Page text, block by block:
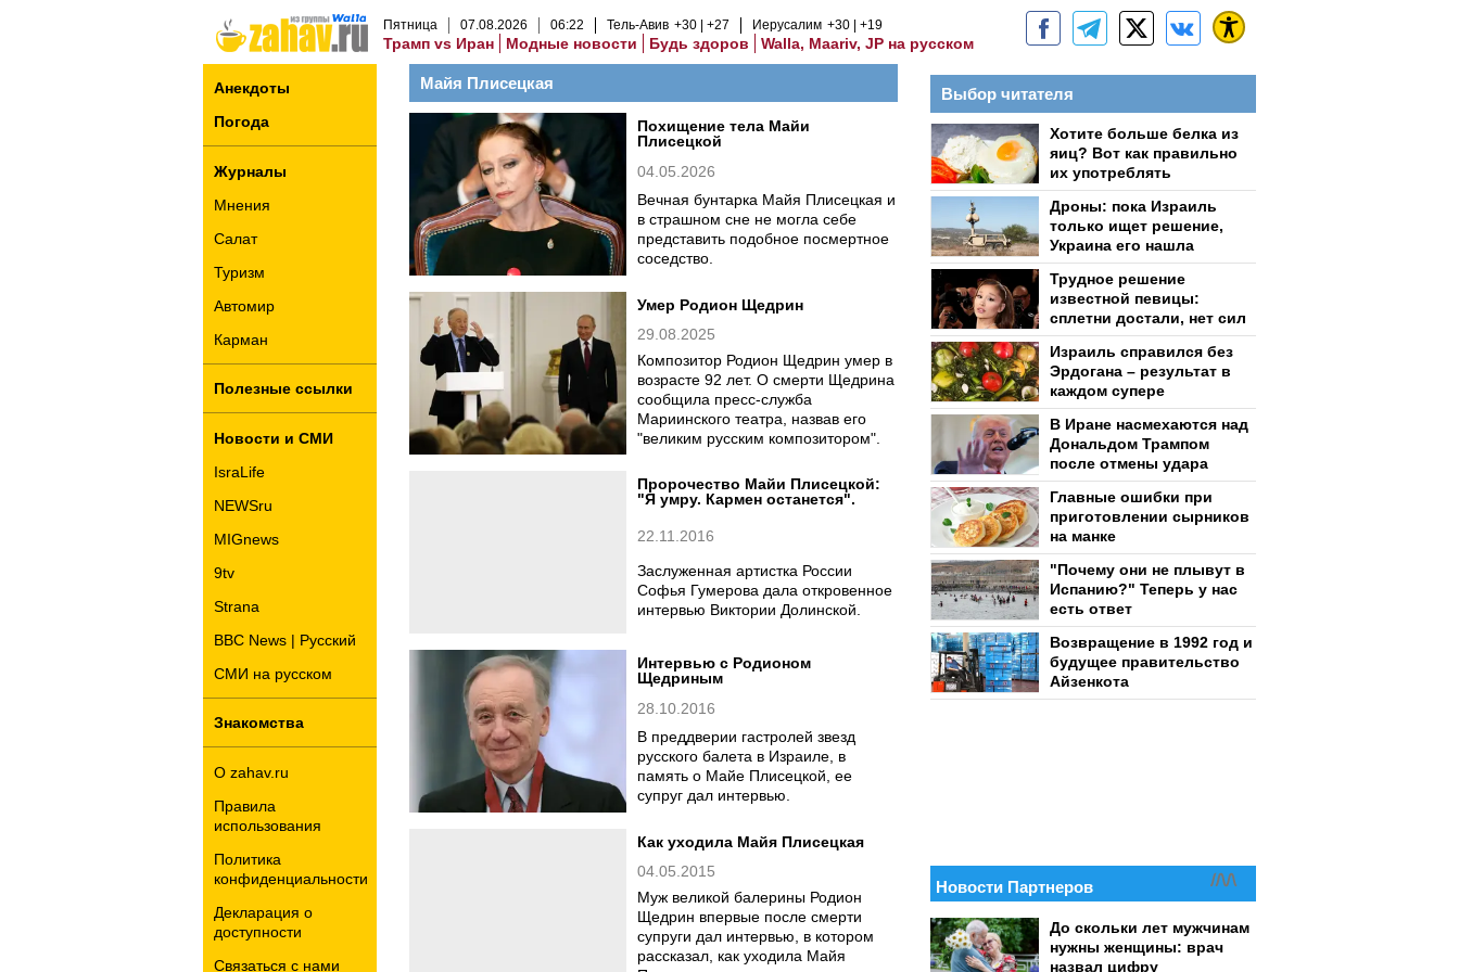
Пятница 07.08.2026 06:22 Тель-Авив +30 +27 Иерусалим +30 +19
Трамп vs Иран Модные новости Будь здоров Walla, Maariv, JP на русском
Анекдоты
Погода
Журналы
Мнения
Салат
Туризм
Автомир
Карман
Полезные ссылки
Новости и СМИ
IsraLife
NEWSru
MIGnews
9tv
Strana
BBC News | Русский
СМИ на русском
Знакомства
О zahav.ru
Правила
использования
Политика
конфиденциальности
Декларация о
доступности
Связаться с нами
Майя Плисецкая
Похищение тела Майи
Плисецкой
04.05.2026
Вечная бунтарка Майя Плисецкая и
в страшном сне не могла себе
представить подобное посмертное
соседство.
Умер Родион Щедрин
29.08.2025
Композитор Родион Щедрин умер в
возрасте 92 лет. О смерти Щедрина
сообщила пресс-служба
Мариинского театра, назвав его
"великим русским композитором".
Пророчество Майи Плисецкой:
"Я умру. Кармен останется".
22.11.2016
Заслуженная артистка России
Софья Гумерова дала откровенное
интервью Виктории Долинской.
Интервью с Родионом
Щедриным
28.10.2016
B преддверии гастролей звезд
русского балета в Израиле, в
память о Майе Плисецкой, ее
супруг дал интервью.
Как уходила Майя Плисецкая
04.05.2015
Муж великой балерины Родион
Щедрин впервые после смерти
супруги дал интервью, в котором
рассказал, как уходила Майя
Выбор читателя
Хотите больше белка из
яиц? Вот как правильно
их употреблять
Дроны: пока Израиль
только ищет решение,
Украина его нашла
Трудное решение
известной певицы:
сплетни достали, нет сил
Израиль справился без
Эрдогана – результат в
каждом супере
В Иране насмехаются над
Дональдом Трампом
после отмены удара
Главные ошибки при
приготовлении сырников
на манке
"Почему они не плывут в
Испанию?" Теперь у нас
есть ответ
Возвращение в 1992 год и
будущее правительство
Айзенкота